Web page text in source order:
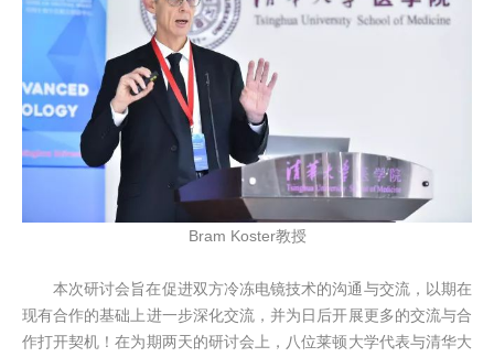
Bram Koster教授
本次研讨会旨在促进双方冷冻电镜技术的沟通与交流，以期在
现有合作的基础上进一步深化交流，并为日后开展更多的交流与合
作打开契机！在为期两天的研讨会上，八位莱顿大学代表与清华大